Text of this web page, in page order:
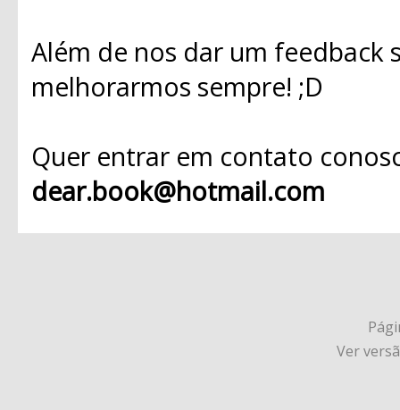
Além de nos dar um
melhorarmos sempre! ;D
Quer entrar em contato
dear.book@hotmail.com
Ver